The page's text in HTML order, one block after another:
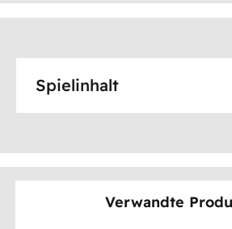
Spielinhalt
Verwandte